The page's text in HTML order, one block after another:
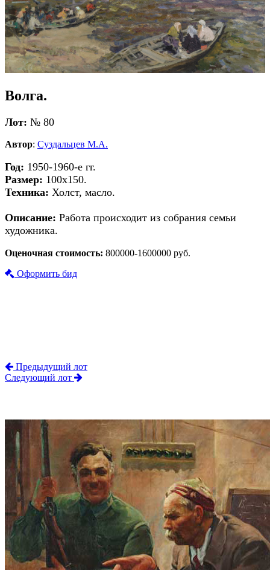
Волга.
Лот: № 80
Автор: Суздальцев М.А.
Год: 1950-1960-е гг.
Размер: 100х150.
Техника: Холст, масло.
Описание: Работа происходит из собрания семьи
художника.
Оценочная стоимость: 800000-1600000 руб.
Оформить бид
Предыдущий лот
Следующий лот